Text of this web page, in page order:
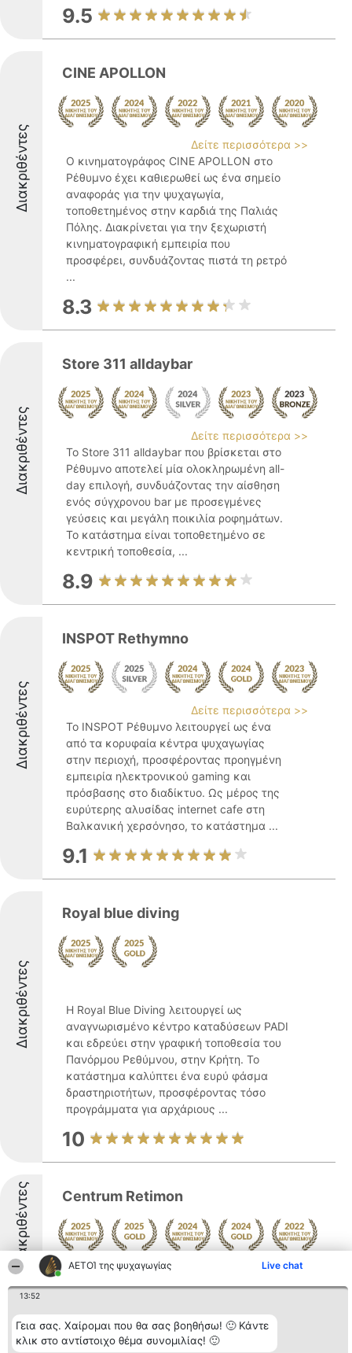
ΑΕΤΟΊ της ψυχαγωγίας Live chat
13:52
Γεια σας. Χαίρομαι που θα σας βοηθήσω! 🙂 Κάντε
κλικ στο αντίστοιχο θέμα συνομιλίας! 🙂
9.5
Διακριθέντες
CINE APOLLON
Δείτε περισσότερα >>
Ο κινηματογράφος CINE APOLLON στο
Ρέθυμνο έχει καθιερωθεί ως ένα σημείο
αναφοράς για την ψυχαγωγία,
τοποθετημένος στην καρδιά της Παλιάς
Πόλης. Διακρίνεται για την ξεχωριστή
κινηματογραφική εμπειρία που
προσφέρει, συνδυάζοντας πιστά τη ρετρό
...
8.3
Διακριθέντες
Store 311 alldaybar
Δείτε περισσότερα >>
Το Store 311 alldaybar που βρίσκεται στο
Ρέθυμνο αποτελεί μία ολοκληρωμένη all-
day επιλογή, συνδυάζοντας την αίσθηση
ενός σύγχρονου bar με προσεγμένες
γεύσεις και μεγάλη ποικιλία ροφημάτων.
Το κατάστημα είναι τοποθετημένο σε
κεντρική τοποθεσία, ...
8.9
Διακριθέντες
INSPOT Rethymno
Δείτε περισσότερα >>
Το INSPOT Ρέθυμνο λειτουργεί ως ένα
από τα κορυφαία κέντρα ψυχαγωγίας
στην περιοχή, προσφέροντας προηγμένη
εμπειρία ηλεκτρονικού gaming και
πρόσβασης στο διαδίκτυο. Ως μέρος της
ευρύτερης αλυσίδας internet cafe στη
Βαλκανική χερσόνησο, το κατάστημα ...
9.1
Διακριθέντες
Royal blue diving
Η Royal Blue Diving λειτουργεί ως
αναγνωρισμένο κέντρο καταδύσεων PADI
και εδρεύει στην γραφική τοποθεσία του
Πανόρμου Ρεθύμνου, στην Κρήτη. Το
κατάστημα καλύπτει ένα ευρύ φάσμα
δραστηριοτήτων, προσφέροντας τόσο
προγράμματα για αρχάριους ...
10
Διακριθέντες Centrum Retimon
Δείτε περισσότερα >>